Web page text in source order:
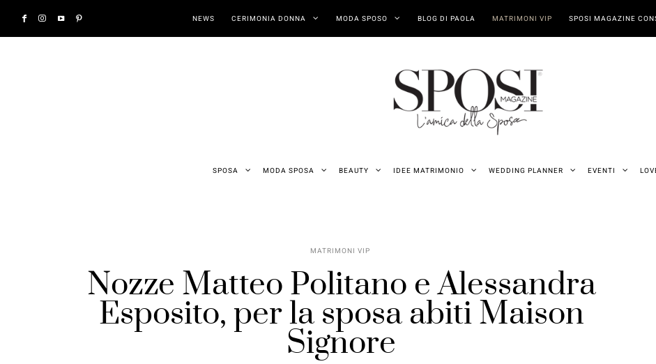
NEWS CERIMONIA DONNA MODA SPOSO BLOG DI PAOLA MATRIMONI VIP SPOSI MAGAZINE
SPOSA MODA SPOSA BEAUTY IDEE MATRIMONIO WEDDING PLANNER EVENTI
MATRIMONI VIP
Nozze Matteo Politano e Alessandra
Esposito, per la sposa abiti Maison
Signore